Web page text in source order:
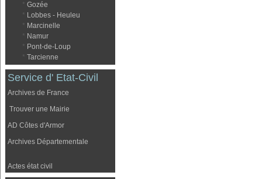
* Gozée
* Lobbes - Heuleu
* Marcinelle
* Namur
* Pont-de-Loup
* Tarcienne
Service d' Etat-Civil
Archives de France
Trouver une Mairie
AD Côtes d'Armor
Archives Départementale
Actes état civil